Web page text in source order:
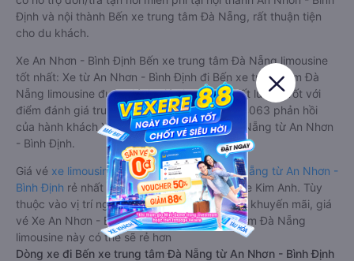
Định và nội thành Bến xe trung tâm Đà Nẵng, rất thuận tiện
cho du khách.
Xe An Nhơn - Bình Định Bến xe trung tâm Đà Nẵng limousine
tốt nhất: Xe từ An Nhơn - Bình Định đi Bến xe trung tâm Đà
Nẵng limousine được đánh giá chung có chất lượng Tốt với
điểm đánh giá trung bình từ 4.6/5 dựa trên 4063 phản hồi
của hành khách Xe về Bến xe trung tâm Đà Nẵng từ An Nhơn
- Bình Định.
Giá vé xe limousine đi Bến xe trung tâm Đà Nẵng từ An Nhơn -
Bình Định rẻ nhất là 360000VND của hãng xe Kim Anh. Tùy
thuộc vào vị trí ngồi của bạn và chương trình khuyến mãi, giá
vé Xe An Nhơn - Bình Định đi Bến xe trung tâm Đà Nẵng
limousine này có thể sẽ rẻ hơn
Dòng xe đi Bến xe trung tâm Đà Nẵng từ An Nhơn - Bình Định